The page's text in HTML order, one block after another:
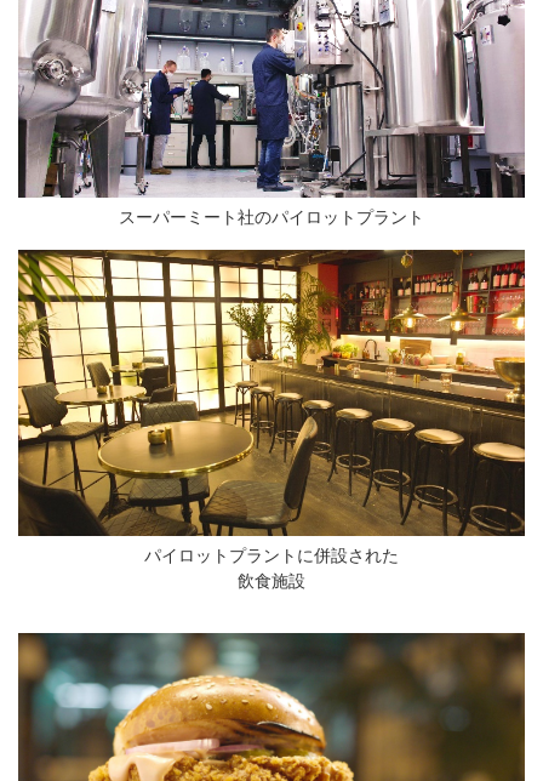
スーパーミート社のパイロットプラント
パイロットプラントに併設された
飲食施設